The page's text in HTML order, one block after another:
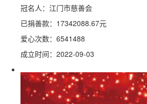
冠名人：江门市慈善会
已捐善款： 17342088.67元
爱心次数：6541488
成立时间：2022-09-03